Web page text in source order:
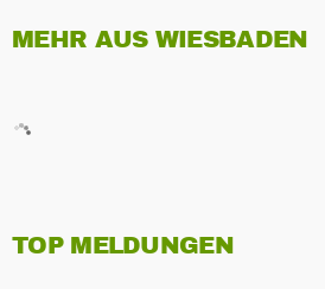
MEHR AUS WIESBADEN
TOP MELDUNGEN